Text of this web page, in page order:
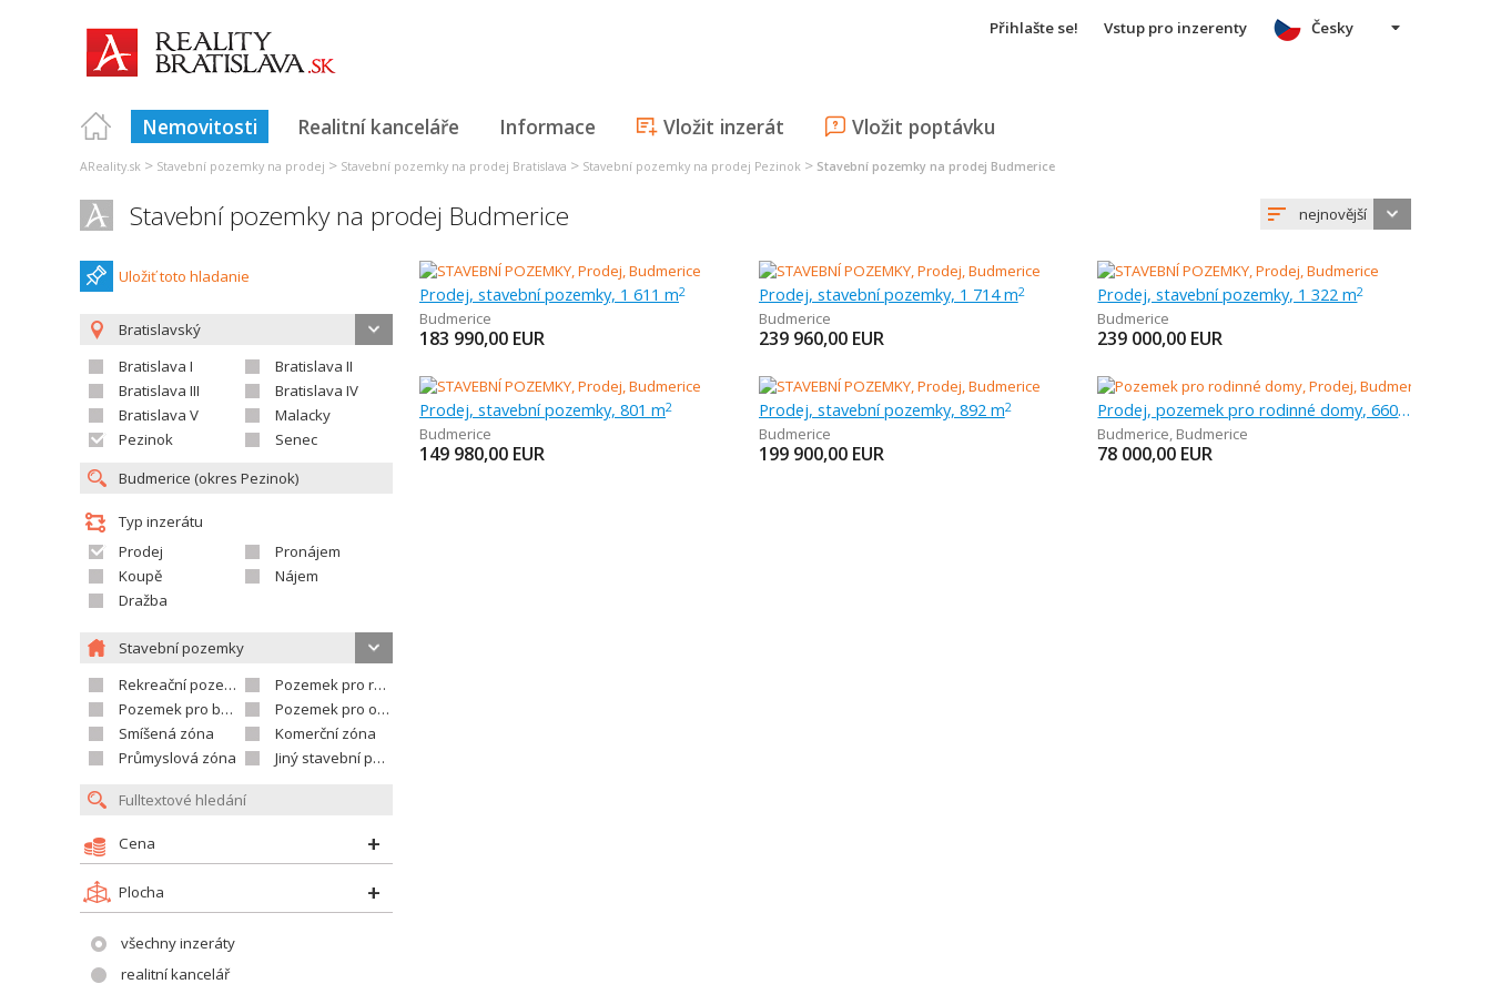
Přihlašte se! Vstup pro inzerenty
Nemovitosti Realitní kanceláře Informace Vložit inzerát Vložit poptávku
Česky
AReality.sk > Stavební pozemky na prodej > Stavební pozemky na prodej Bratislava > Stavební pozemky na prodej Pezinok > Stavební pozemky na prodej Budmerice
Stavební pozemky na prodej Budmerice nejnovější
Uložiť toto hladanie
Bratislavský
Bratislava I
Bratislava II
Bratislava III
Bratislava IV
Bratislava V
Malacky
Pezinok
Senec
Typ inzerátu
Prodej
Pronájem
Koupě
Nájem
Dražba
Stavební pozemky
Rekreační pozemek
Pozemek pro rodinné domy
Pozemek pro bytovou výstavbu
Pozemek pro občanskou vybavenost
Smíšená zóna
Komerční zóna
Průmyslová zóna
Jiný stavební pozemek
Cena
Plocha
všechny inzeráty
realitní kancelář
Prodej, stavební pozemky, 1 611 m2
Budmerice
183 990,00 EUR
Prodej, stavební pozemky, 1 714 m2
Budmerice
239 960,00 EUR
Prodej, stavební pozemky, 1 322 m2
Budmerice
239 000,00 EUR
Prodej, stavební pozemky, 801 m2
Budmerice
149 980,00 EUR
Prodej, stavební pozemky, 892 m2
Budmerice
199 900,00 EUR
Prodej, pozemek pro rodinné domy, 660 m
Budmerice, Budmerice
78 000,00 EUR